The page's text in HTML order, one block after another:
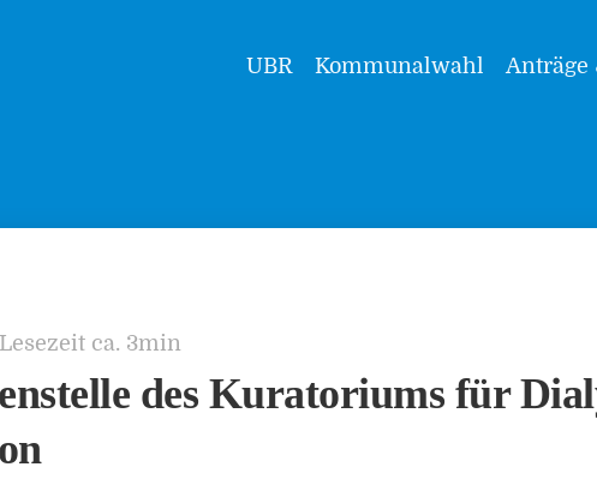
UBR Kommunalwahl Anträge
Lesezeit ca. 3min
des Kuratoriums für